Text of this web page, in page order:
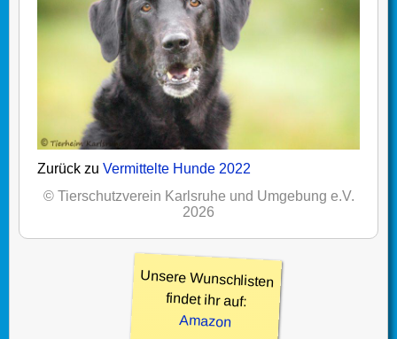
Zurück zu Vermittelte Hunde 2022
© Tierschutzverein Karlsruhe und Umgebung e.V.
2026
Unsere Wunschlisten
findet ihr auf:
Amazon